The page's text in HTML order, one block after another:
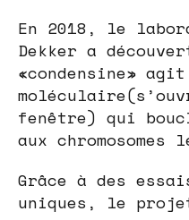
En 2018, le
Dekker a
«condensine» agit
fenêtre) qui
aux
Grâce à des
uniques, le projet